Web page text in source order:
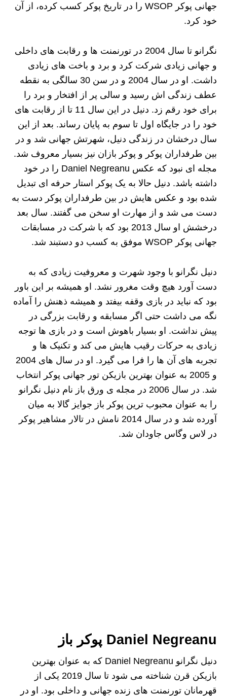
جهانی پوکر WSOP را در تاریخ پوکر کسب کرده، از آن
خود کرد.
نگرانو تا سال 2004 در تورنمنت ها و رقابت های داخلی
و جهانی زیادی شرکت کرد و برد و باخت های زیادی
داشت. او در سال 2004 و در سن 30 سالگی به نقطه
عطف زندگی اش رسید و سالی پر از افتخار و برد را
برای خود رقم زد. دنیل در این سال 11 تا از رقابت های
خود را در جایگاه اول تا سوم به پایان رساند. بعد از این
سال درخشان در زندگی دنیل، شهرتش جهانی شد و در
بین طرفداران پوکر و پوکر بازان نیز بسیار معروف شد.
مجله ای نبود که عکس Daniel Negreanu را در خود
داشته باشد. دنیل حالا به یک پوکر استار حرفه ای تبدیل
شده بود و عکس هایش در بین طرفداران پوکر دست به
دست می شد و از مهارت او سخن می گفتند. سال بعد
درخشش او سال 2013 بود که با شرکت در مسابقات
جهانی پوکر WSOP موفق به کسب دو دستبند شد.
دنیل نگرانو با وجود شهرت و معروفیت زیادی که به
دست آورد هیچ وقت مغرور نشد. او همیشه بر این باور
بود که نباید در بازی وقفه بیفتد و همیشه ذهنش را آماده
نگه می داشت حتی اگر مسابقه و رقابت بزرگی در
پیش نداشت. او بسیار باهوش است و در بازی ها توجه
زیادی به حرکات رقیب هایش می کند و تکنیک ها و
تجربه های آن ها را فرا می گیرد. او در سال های 2004
و 2005 به عنوان بهترین بازیکن تور جهانی پوکر انتخاب
شد. در سال 2006 در مجله ی ورق باز نام دنیل نگرانو
را به عنوان محبوب ترین پوکر باز جوایز گالا به میان
آورده شد و در سال 2014 نامش در تالار مشاهیر پوکر
در لاس وگاس جاودان شد.
Daniel Negreanu پوکر باز
دنیل نگرانو Daniel Negreanu که به عنوان بهترین
بازیکن قرن شناخته می شود تا سال 2019 یکی از
قهرمانان تورنمنت های زنده جهانی و داخلی بود. او در